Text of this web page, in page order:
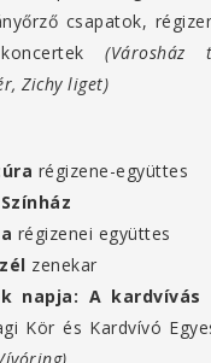
csapatok,
Zichy liget)
tér
régizene-együttes
régizenei együttes
zenekar
napja: A kardvívás
Kör és Kardvívó